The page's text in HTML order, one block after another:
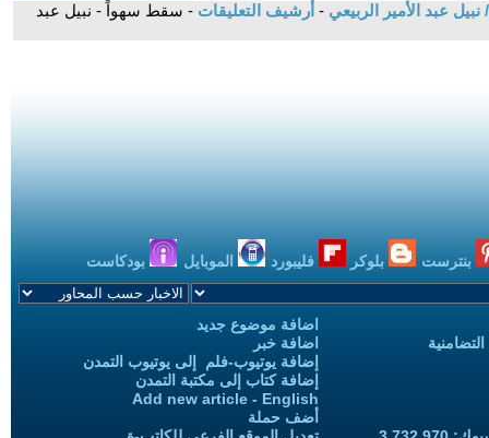
نبيل عبد الأمير الربيعي - أرشيف التعليقات - سقط سهواً - نبيل عبد
بنترست بلوكر فليبورد الموبايل بودكاست
اضافة موضوع جديد
اضافة خبر
إضافة يوتيوب-فلم إلى يوتيوب التمدن
إضافة كتاب إلى مكتبة التمدن
Add new article - English
أضف حملة